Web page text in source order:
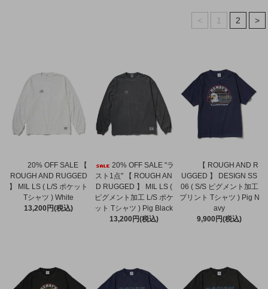
< 1 2 >
20% OFF SALE 【
ROUGH AND RUGGED
】 MIL LS ( L/S ポケット
Tシャツ ) White
13,200円(税込)
20% OFF SALE "ラ
スト1点" 【 ROUGH AN
D RUGGED 】 MIL LS (
ピグメント加工 L/S ポケ
ット Tシャツ ) Pig Black
13,200円(税込)
【 ROUGH AND R
UGGED 】 DESIGN SS
06 ( S/S ピグメント加工
プリント Tシャツ ) Pig N
avy
9,900円(税込)